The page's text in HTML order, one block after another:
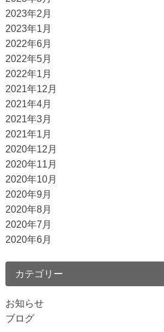
2023年2月
2023年1月
2022年6月
2022年5月
2022年1月
2021年12月
2021年4月
2021年3月
2021年1月
2020年12月
2020年11月
2020年10月
2020年9月
2020年8月
2020年7月
2020年6月
カテゴリー
お知らせ
ブログ